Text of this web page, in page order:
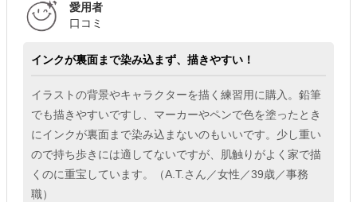
愛用者
口コミ
インクが裏面まで染み込まず、描きやすい！
イラストの背景やキャラクターを描く練習用に購入。鉛筆
でも描きやすいですし、マーカーやペンで色を塗ったとき
にインクが裏面まで染み込まないのもいいです。少し重い
ので持ち歩きには適してないですが、肌触りがよく家で描
くのに重宝しています。（A.T.さん／女性／39歳／事務
職）